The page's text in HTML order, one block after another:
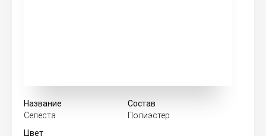
Название
Селеста
Состав
Полиэстер
Цвет